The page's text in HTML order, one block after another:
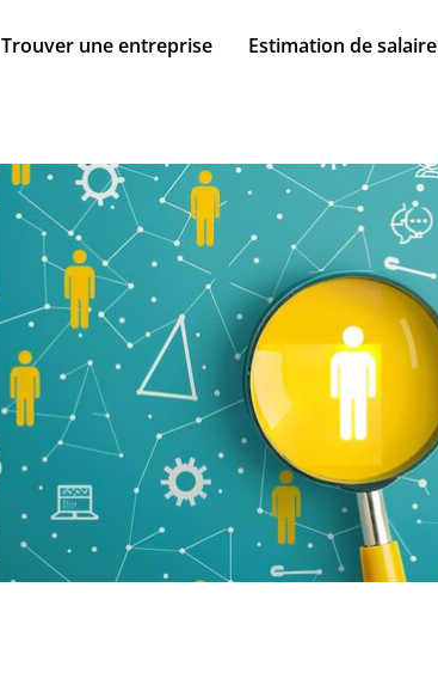
Trouver une entreprise Estimation de salaire